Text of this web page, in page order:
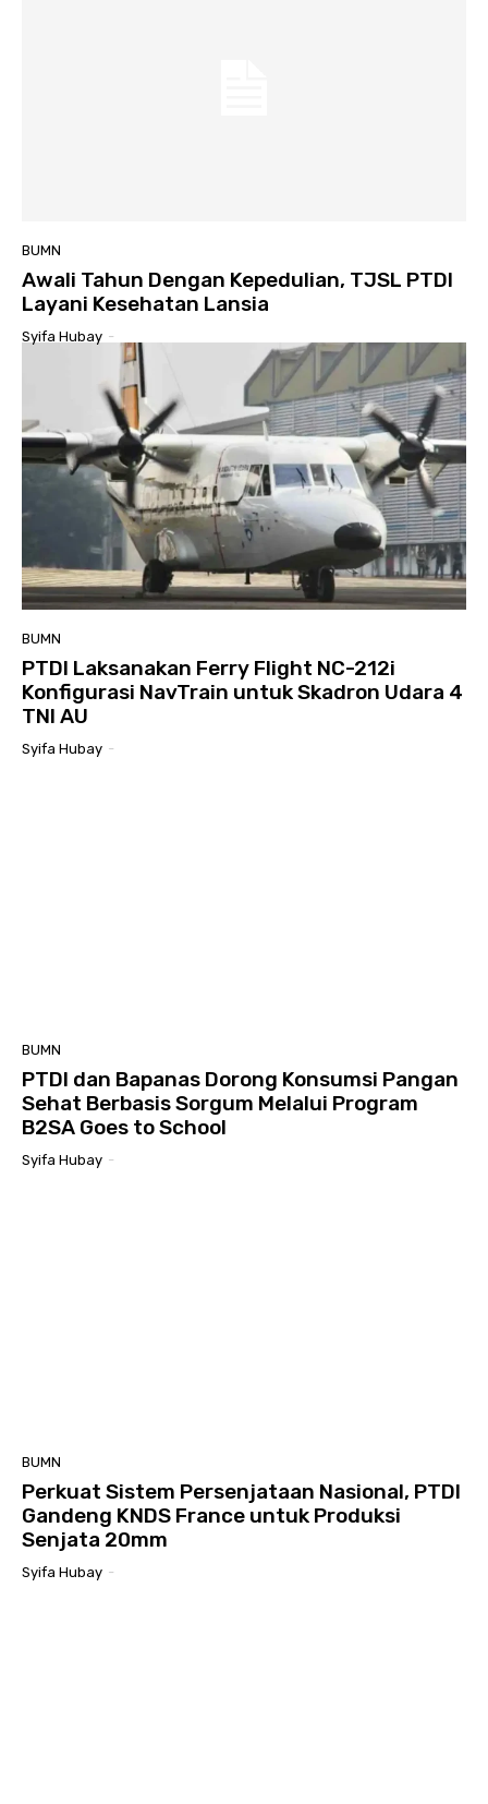
BUMN
Awali Tahun Dengan Kepedulian, TJSL PTDI
Layani Kesehatan Lansia
Syifa Hubay -
BUMN
PTDI Laksanakan Ferry Flight NC-212i
Konfigurasi NavTrain untuk Skadron Udara 4
TNI AU
Syifa Hubay -
BUMN
PTDI dan Bapanas Dorong Konsumsi Pangan
Sehat Berbasis Sorgum Melalui Program
B2SA Goes to School
Syifa Hubay -
BUMN
Perkuat Sistem Persenjataan Nasional, PTDI
Gandeng KNDS France untuk Produksi
Senjata 20mm
Syifa Hubay -